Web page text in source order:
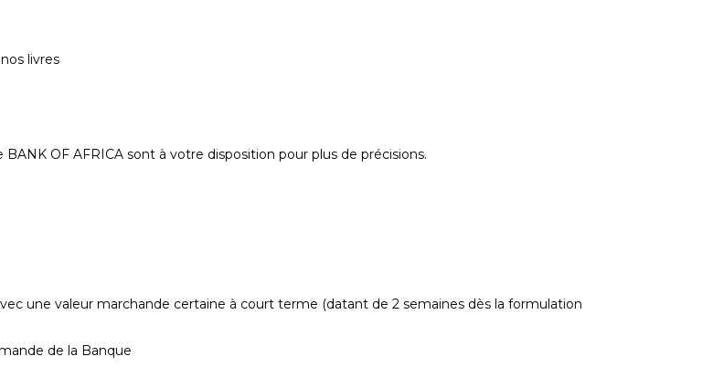
livres
OF AFRICA sont à votre disposition pour plus de précisions.
une valeur marchande certaine à court terme (datant de 2 semaines dès la formulation
de la Banque